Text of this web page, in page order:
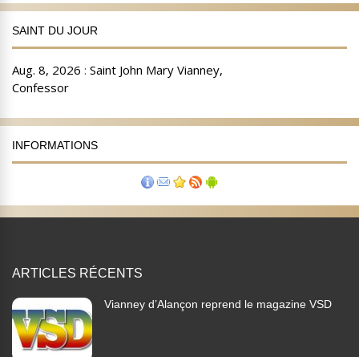
SAINT DU JOUR
INFORMATIONS
ARTICLES RÉCENTS
Vianney d’Alançon reprend le magazine VSD